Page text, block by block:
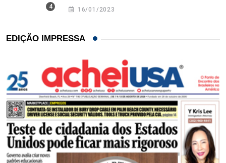
16/01/2023
EDIÇÃO IMPRESSA